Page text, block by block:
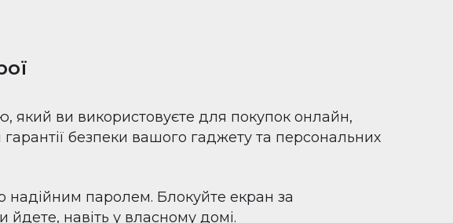
який ви використовуєте для покупок онлайн,
безпеки вашого гаджету та персональних
надійним паролем. Блокуйте екран за
навіть у власному домі.